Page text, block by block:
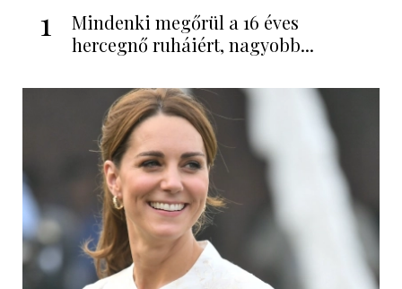
1
Mindenki megőrül a 16 éves
hercegnő ruháiért, nagyobb...